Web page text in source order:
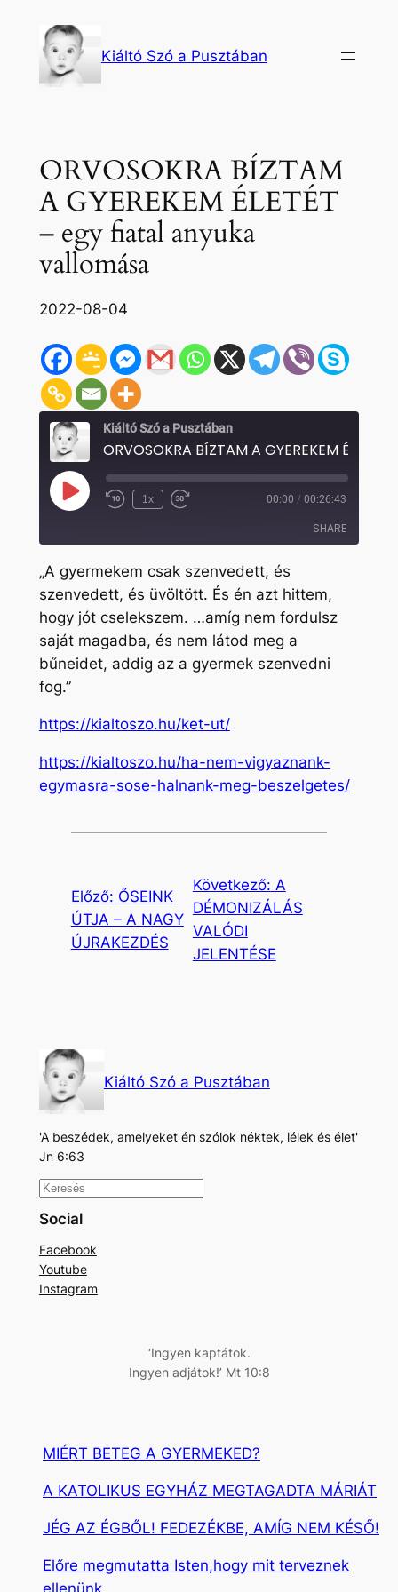
tartalomhoz
Kiáltó Szó a Pusztában
ORVOSOKRA BÍZTAM
A GYEREKEM ÉLETÉT
– egy fiatal anyuka
vallomása
2022-08-04
Kiáltó Szó a Pusztában
Play
Episode Rewind
1x
Fast
seconds
00:00 / 00:26:43
SHARE
SHARE
LINK
EMBED
„A gyermekem csak szenvedett, és
szenvedett, és üvöltött. És én azt hittem,
hogy jót cselekszem. …amíg nem fordulsz
saját magadba, és nem látod meg a
bűneidet, addig az a gyermek szenvedni
fog.”
https://kialtoszo.hu/ket-ut/
https://kialtoszo.hu/ha-nem-vigyaznank-
egymasra-sose-halnank-meg-beszelgetes/
Előző: ŐSEINK
ÚTJA – A NAGY
ÚJRAKEZDÉS
Következő: A
DÉMONIZÁLÁS
VALÓDI
JELENTÉSE
Kiáltó Szó a Pusztában
'A beszédek, amelyeket én szólok néktek, lélek és élet'
Jn 6:63
K
e
e
s
Social
Facebook
Youtube
Instagram
‘Ingyen kaptátok.
Ingyen adjátok!’ Mt 10:8
MIÉRT BETEG A GYERMEKED?
A KATOLIKUS EGYHÁZ MEGTAGADTA MÁRIÁT
JÉG AZ ÉGBŐL! FEDEZÉKBE, AMÍG NEM KÉSŐ!
Előre megmutatta Isten,hogy mit terveznek